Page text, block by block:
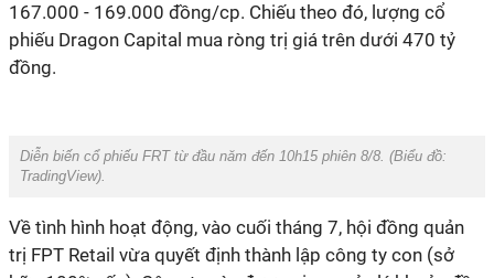
167.000 - 169.000 đồng/cp. Chiếu theo đó, lượng cổ
phiếu Dragon Capital mua ròng trị giá trên dưới 470 tỷ
đồng.
Diễn biến cổ phiếu FRT từ đầu năm đến 10h15 phiên 8/8. (Biểu đồ:
TradingView).
Về tình hình hoạt động, vào cuối tháng 7, hội đồng quản
trị FPT Retail vừa quyết định thành lập công ty con (sở